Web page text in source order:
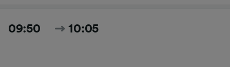
09:50 10:05